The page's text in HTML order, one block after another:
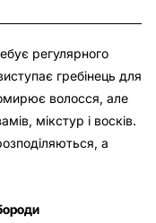
регулярного
гребінець для
волосся, але
мікстур і восків.
а